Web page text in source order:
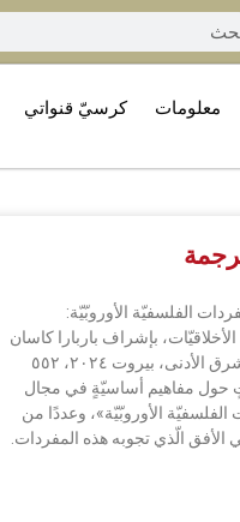
معلومات كرسيّ قنواتي
الفلسفيّة الأوروبّيّة:
بإشراف باربارا كاسان
منشورات المعهد الفرنسيّ للشرق الأدنى، بيروت ٢٠٢٤، ٥٥٢
حول مفاهيم أساسيّةٍ في مجال
الأوروبّيّة»، وعددًا من
الأفق الّذي تجوبه هذه المفردات.